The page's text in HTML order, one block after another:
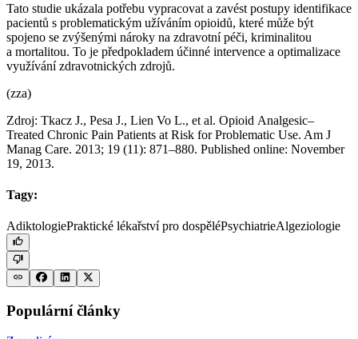
Tato studie ukázala potřebu vypracovat a zavést postupy identifikace
pacientů s problematickým užíváním opioidů, které může být
spojeno se zvýšenými nároky na zdravotní péči, kriminalitou
a mortalitou. To je předpokladem účinné intervence a optimalizace
využívání zdravotnických zdrojů.
(zza)
Zdroj: Tkacz J., Pesa J., Lien Vo L., et al. Opioid Analgesic–
Treated Chronic Pain Patients at Risk for Problematic Use. Am J
Manag Care. 2013; 19 (11): 871–880. Published online: November
19, 2013.
Tagy:
AdiktologiePraktické lékařství pro dospěléPsychiatrieAlgeziologie
Populární články